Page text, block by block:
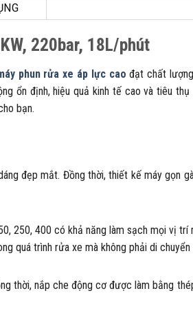
220bar, 18L/phút
phun rửa xe áp lực cao đạt chất
ổn định, hiệu quả kinh tế cao và tiêu
bạn.
đẹp mắt. Đồng thời, thiết kế máy gọn
250, 400 có khả năng làm sạch mọi vị trí
quá trình rửa xe mà không phải di chuyển
thời, nắp che động cơ được làm bằng